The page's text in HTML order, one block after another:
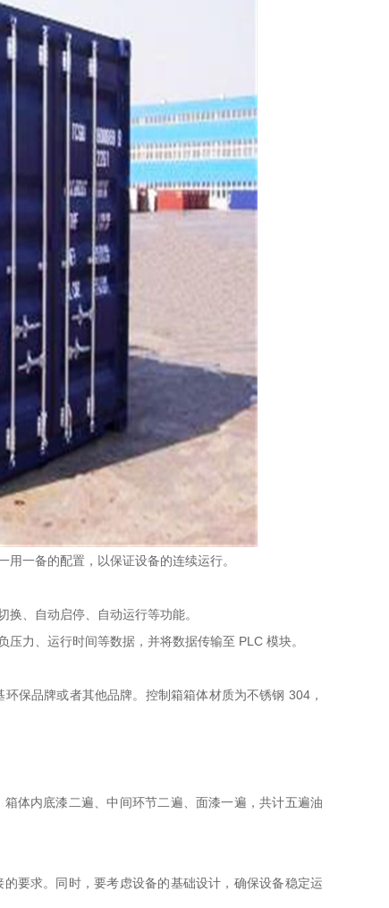
一备的配置，以保证设备的连续运行。
、自动启停、自动运行等功能。
力、运行时间等数据，并将数据传输至 PLC 模块。
保品牌或者其他品牌。控制箱箱体材质为不锈钢 304，
体内底漆二遍、中间环节二遍、面漆一遍，共计五遍油
要求。同时，要考虑设备的基础设计，确保设备稳定运